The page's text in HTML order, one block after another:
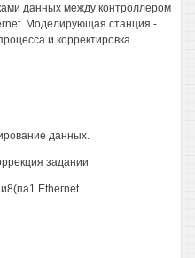
данных между контроллером
Моделирующая станция -
и корректировка
данных.
задании
Etheгnet